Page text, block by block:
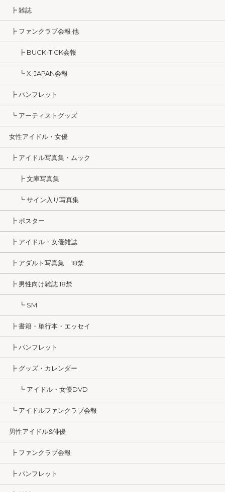
┣ 雑誌
┣ ファンクラブ会報 他
┣ BUCK-TICK会報
┗ X-JAPAN会報
┣ パンフレット
┗ アーティストグッズ
女性アイドル・女優
┣ アイドル写真集・ムック
┣ 文庫写真集
┗ サイン入り写真集
┣ ポスター
┣ アイドル・女優雑誌
┣ アダルト写真集 18禁
┣ 男性向け雑誌 18禁
┗ SM
┣ 書籍・単行本・エッセイ
┣ パンフレット
┣ グッズ・カレンダー
┗ アイドル・女優DVD
┗ アイドルファンクラブ会報
男性アイドル&俳優
┣ ファンクラブ会報
┣ パンフレット